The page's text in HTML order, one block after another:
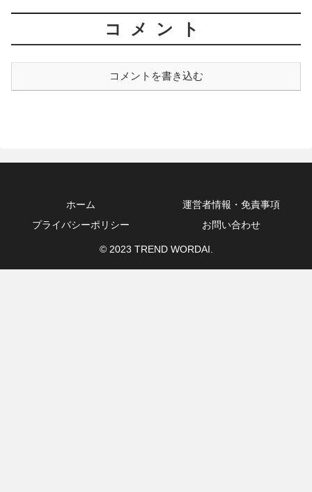
コメント
コメントを書き込む
ホーム
運営者情報・免責事項
プライバシーポリシー
お問い合わせ
© 2023 TREND WORDAI.